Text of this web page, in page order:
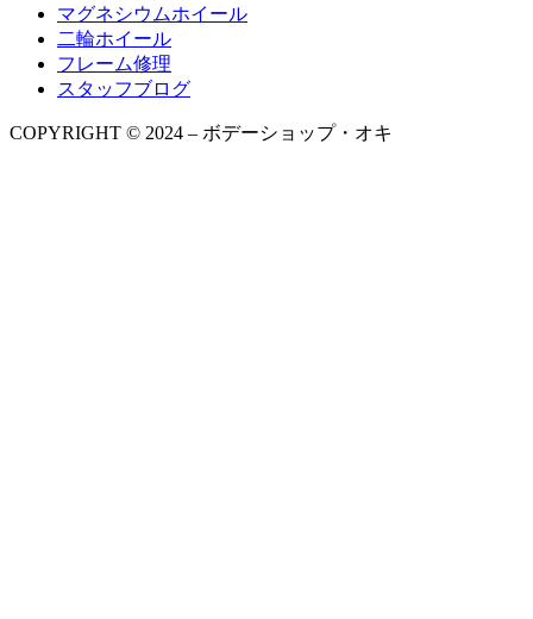
マグネシウムホイール
二輪ホイール
フレーム修理
スタッフブログ
COPYRIGHT © 2024 – ボデーショップ・オキ